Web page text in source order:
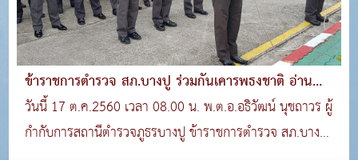
ข้าราชการตำรวจ สภ.บางปู ร่วมกันเคารพธงชาติ อ่าน
สาร ผบ.ตร.ถวายสัตย์ปฏิญาณ
วันนี้ 17 ต.ค.2560 เวลา 08.00 น. พ.ต.อ.อธิวัฒน์ นุชถาวร ผู้
กำกับการสถานีตำรวจภูธรบางปู ข้าราชการตำรวจ สภ.บางปู